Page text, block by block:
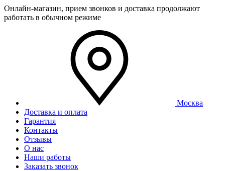
Онлайн-магазин, прием звонков и доставка продолжают
работать в обычном режиме
Москва
Доставка и оплата
Гарантия
Контакты
Отзывы
О нас
Наши работы
Заказать звонок